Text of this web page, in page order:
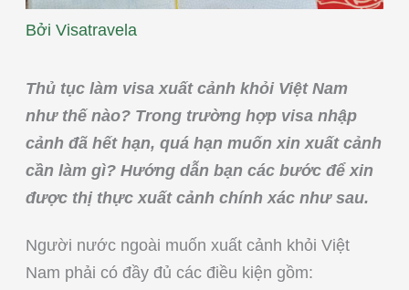
Bởi Visatravela
Thủ tục làm visa xuất cảnh khỏi Việt Nam
như thế nào? Trong trường hợp visa nhập
cảnh đã hết hạn, quá hạn muốn xin xuất cảnh
cần làm gì? Hướng dẫn bạn các bước để xin
được thị thực xuất cảnh chính xác như sau.
Người nước ngoài muốn xuất cảnh khỏi Việt
Nam phải có đầy đủ các điều kiện gồm: